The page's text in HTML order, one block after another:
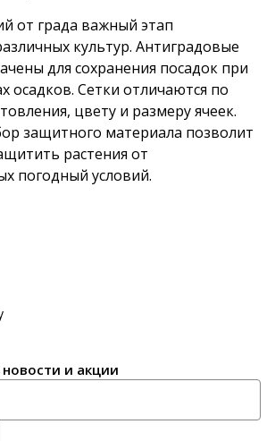
от града важный этап
культур. Антиградовые
для сохранения посадок при
осадков. Сетки отличаются по
цвету и размеру ячеек.
защитного материала позволит
растения от
погодный условий.
новости и акции